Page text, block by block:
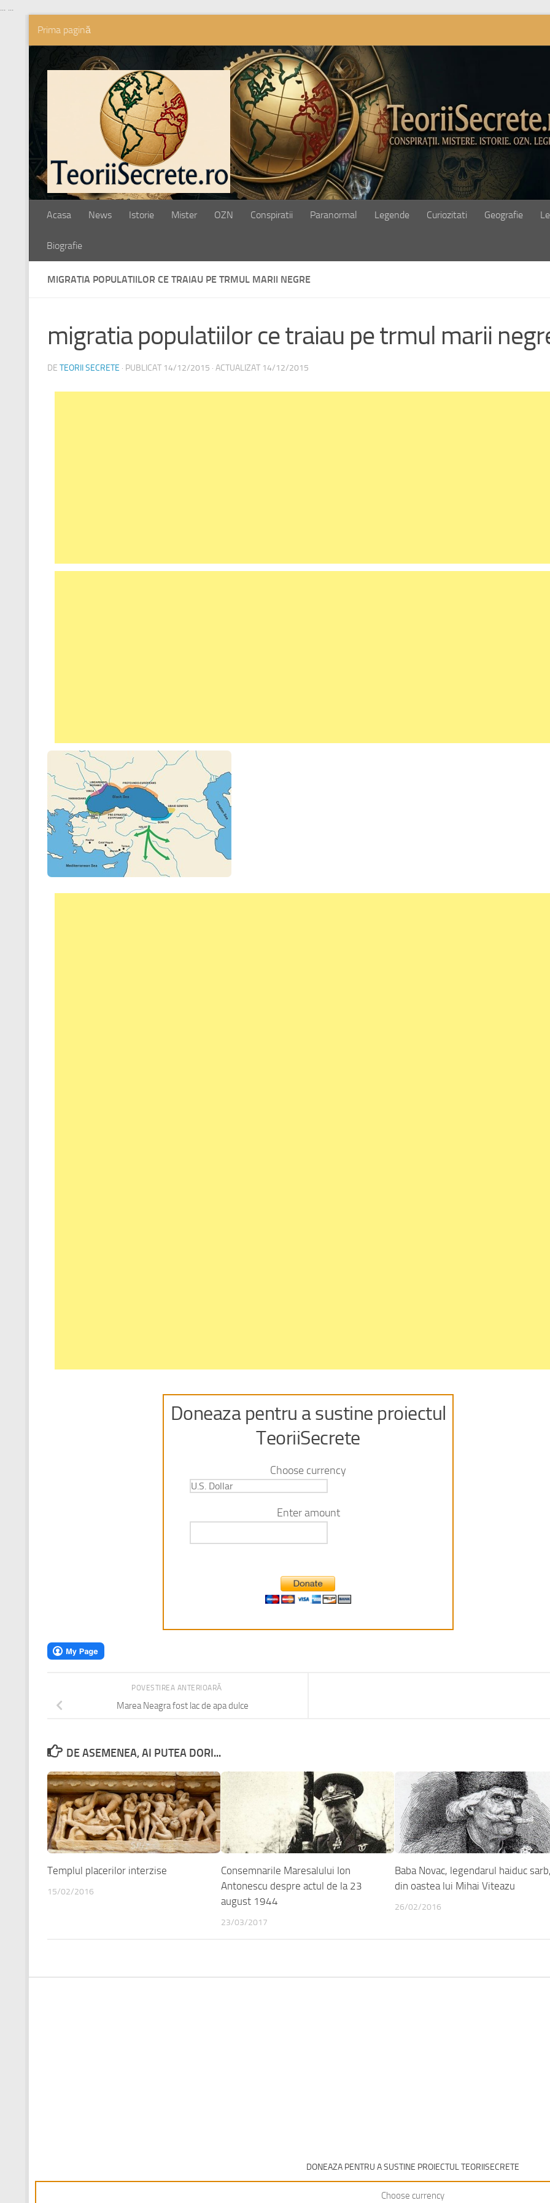
... ...
Skip to content
Prima pagină
Acasa News Istorie Mister OZN Conspiratii Paranormal Legende Curiozitati Geografie
Biografie
MIGRATIA POPULATIILOR CE TRAIAU PE TRMUL MARII NEGRE
migratia populatiilor ce traiau pe trmul marii
DE TEORII SECRETE · PUBLICAT 14/12/2015 · ACTUALIZAT 14/12/2015
Doneaza pentru a sustine proiectul
TeoriiSecrete
Choose currency
Enter amount
POVESTIREA ANTERIOARĂ
Marea Neagra fost lac de apa dulce
DE ASEMENEA, AI PUTEA DORI...
Templul placerilor interzise
15/02/2016
Consemnarile Maresalului Ion
Antonescu despre actul de la 23
august 1944
23/03/2017
Baba Novac, legendarul haiduc
din oastea lui Mihai Viteazu
26/02/2016
DONEAZA PENTRU A SUSTINE PROIECTUL TEORIISECRETE
Choose currency